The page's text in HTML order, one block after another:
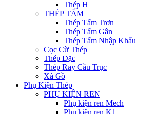
Thép H
THÉP TẤM
Thép Tấm Trơn
Thép Tấm Gân
Thép Tấm Nhập Khẩu
Cọc Cừ Thép
Thép Đặc
Thép Ray Cầu Trục
Xà Gồ
Phụ Kiện Thép
PHỤ KIỆN REN
Phụ kiện ren Mech
Phụ kiện ren K1